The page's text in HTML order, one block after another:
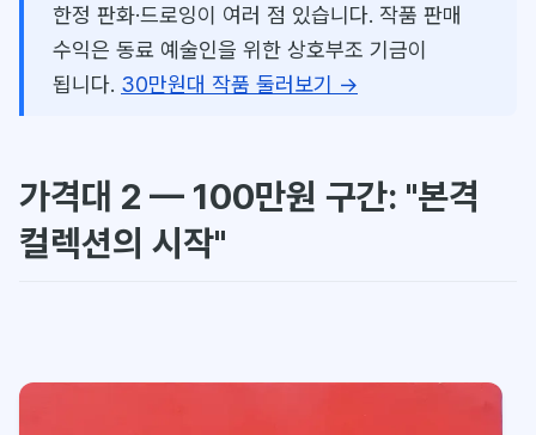
한정 판화·드로잉이 여러 점 있습니다. 작품 판매
수익은 동료 예술인을 위한 상호부조 기금이
됩니다. 30만원대 작품 둘러보기 →
가격대 2 — 100만원 구간: "본격
컬렉션의 시작"